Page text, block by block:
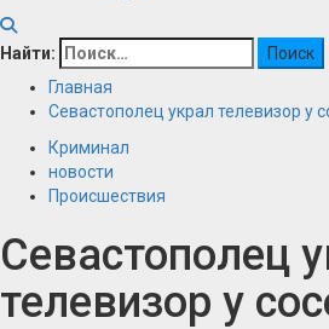
Найти:
Главная
Севастополец украл телевизор у
Криминал
новости
Происшествия
Севастополец
телевизор у